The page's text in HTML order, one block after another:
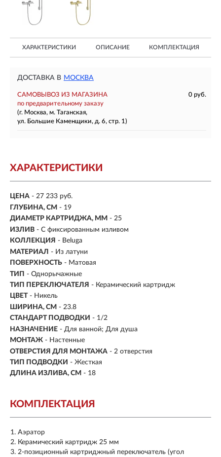
ХАРАКТЕРИСТИКИ ОПИСАНИЕ КОМПЛЕКТАЦИЯ
ДОСТАВКА В МОСКВА
САМОВЫВОЗ ИЗ МАГАЗИНА
0 руб.
по предварительному заказу
(г. Москва, м. Таганская,
ул. Большие Каменщики, д. 6, стр. 1)
ХАРАКТЕРИСТИКИ
ЦЕНА - 27 233 руб.
ГЛУБИНА, СМ - 19
ДИАМЕТР КАРТРИДЖА, ММ - 25
ИЗЛИВ - С фиксированным изливом
КОЛЛЕКЦИЯ - Beluga
МАТЕРИАЛ - Из латуни
ПОВЕРХНОСТЬ - Матовая
ТИП - Однорычажные
ТИП ПЕРЕКЛЮЧАТЕЛЯ - Керамический картридж
ЦВЕТ - Никель
ШИРИНА, СМ - 23.8
СТАНДАРТ ПОДВОДКИ - 1/2
НАЗНАЧЕНИЕ - Для ванной; Для душа
МОНТАЖ - Настенные
ОТВЕРСТИЯ ДЛЯ МОНТАЖА - 2 отверстия
ТИП ПОДВОДКИ - Жесткая
ДЛИНА ИЗЛИВА, СМ - 18
КОМПЛЕКТАЦИЯ
Аэратор
Керамический картридж 25 мм
2-позиционный картриджный переключатель (угол